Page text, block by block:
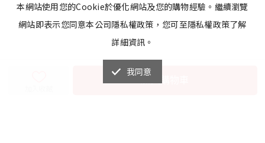
本網站使用您的Cookie於優化網站及您的購物經驗。繼續瀏覽
網站即表示您同意本公司隱私權政策，您可至隱私權政策了解
詳細資訊。
我同意